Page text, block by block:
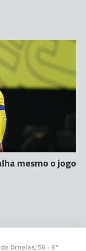
mesmo o jogo
Ornelas, 56 - 3º